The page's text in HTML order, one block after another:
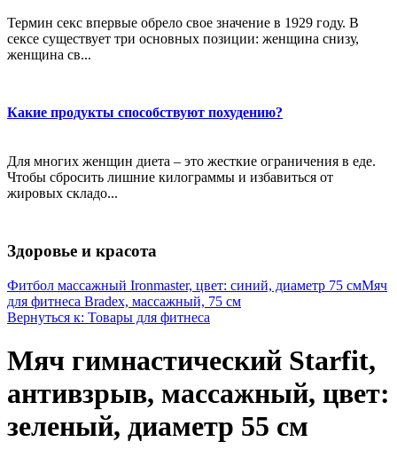
Термин секс впервые обрело свое значение в 1929 году. В
сексе существует три основных позиции: женщина снизу,
женщина св...
Какие продукты способствуют похудению?
Для многих женщин диета – это жесткие ограничения в еде.
Чтобы сбросить лишние килограммы и избавиться от
жировых складо...
Здоровье и красота
Фитбол массажный Ironmaster, цвет: синий, диаметр 75 смМяч
для фитнеса Bradex, массажный, 75 см
Вернуться к: Товары для фитнеса
Мяч гимнастический Starfit,
антивзрыв, массажный, цвет:
зеленый, диаметр 55 см